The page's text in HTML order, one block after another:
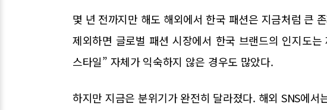
몇 년 전까지만 해도 해외에서 한국 패션은 지금처럼 큰
제외하면 글로벌 패션 시장에서 한국 브랜드의 인지도
스타일” 자체가 익숙하지 않은 경우도 많았다.
하지만 지금은 분위기가 완전히 달라졌다. 해외 SNS에